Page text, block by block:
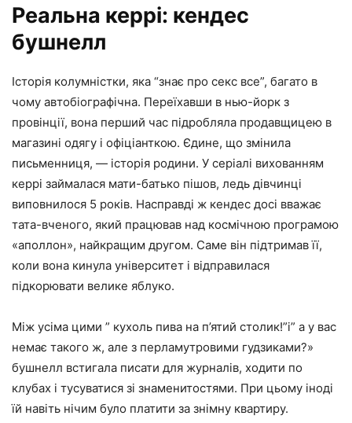
Реальна керрі: кендес
бушнелл
Історія колумністки, яка “знає про секс все”, багато в
чому автобіографічна. Переїхавши в нью-йорк з
провінції, вона перший час підробляла продавщицею в
магазині одягу і офіціанткою. Єдине, що змінила
письменниця, — історія родини. У серіалі вихованням
керрі займалася мати-батько пішов, ледь дівчинці
виповнилося 5 років. Насправді ж кендес досі вважає
тата-вченого, який працював над космічною програмою
«аполлон», найкращим другом. Саме він підтримав її,
коли вона кинула університет і відправилася
підкорювати велике яблуко.
Між усіма цими ” кухоль пива на п’ятий столик!”і” а у вас
немає такого ж, але з перламутровими гудзиками?»
бушнелл встигала писати для журналів, ходити по
клубах і тусуватися зі знаменитостями. При цьому іноді
їй навіть нічим було платити за знімну квартиру.